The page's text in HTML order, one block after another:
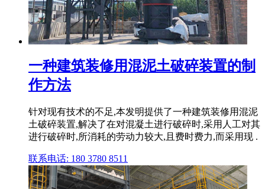
一种建筑装修用混泥土破碎装置的制
作方法
针对现有技术的不足,本发明提供了一种建筑装修用混泥
土破碎装置,解决了在对混凝土进行破碎时,采用人工对其
进行破碎时,所消耗的劳动力较大,且费时费力,而采用现 .
联系电话: 180 3780 8511